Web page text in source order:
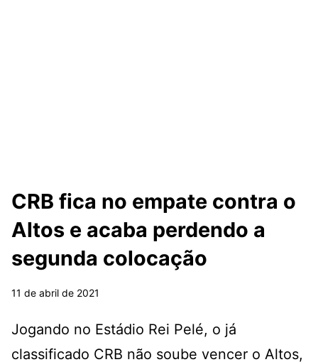
CRB fica no empate contra o
Altos e acaba perdendo a
segunda colocação
11 de abril de 2021
Jogando no Estádio Rei Pelé, o já
classificado CRB não soube vencer o Altos,